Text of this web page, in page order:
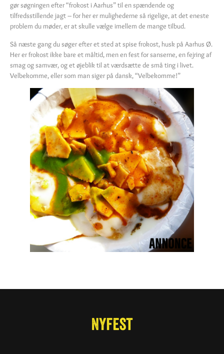
gør søgningen efter “frokost i Aarhus” til en spændende og
tilfredsstillende jagt – for her er mulighederne så rigelige, at det eneste
problem du møder, er at skulle vælge imellem de mange tilbud.
Så næste gang du søger efter et sted at spise frokost, husk på Aarhus Ø.
Her er frokost ikke bare et måltid, men en fest for sanserne, en fejring af
smag og samvær, og et øjeblik til at værdsætte de små ting i livet.
Velbekomme, eller som man siger på dansk, “Velbekomme!”